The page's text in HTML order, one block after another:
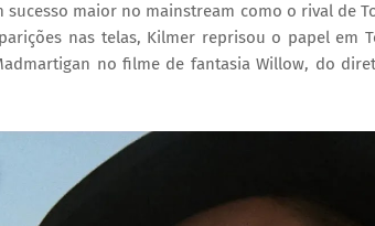
maior no mainstream como o rival de
nas telas, Kilmer reprisou o papel em
no filme de fantasia Willow, do